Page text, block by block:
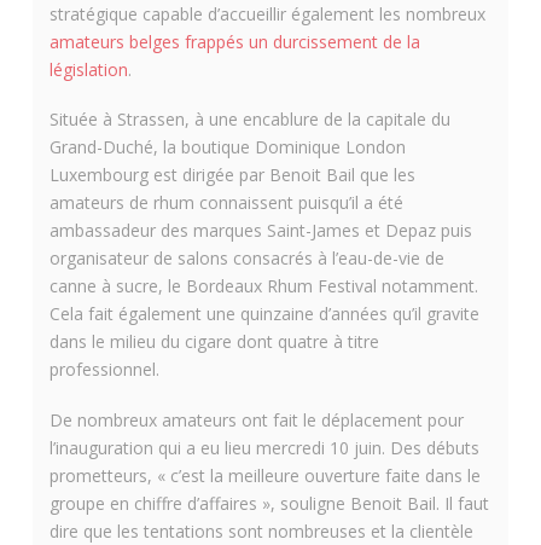
stratégique capable d’accueillir également les nombreux
amateurs belges frappés un durcissement de la
législation.
Située à Strassen, à une encablure de la capitale du
Grand-Duché, la boutique Dominique London
Luxembourg est dirigée par Benoit Bail que les
amateurs de rhum connaissent puisqu’il a été
ambassadeur des marques Saint-James et Depaz puis
organisateur de salons consacrés à l’eau-de-vie de
canne à sucre, le Bordeaux Rhum Festival notamment.
Cela fait également une quinzaine d’années qu’il gravite
dans le milieu du cigare dont quatre à titre
professionnel.
De nombreux amateurs ont fait le déplacement pour
l’inauguration qui a eu lieu mercredi 10 juin. Des débuts
prometteurs, « c’est la meilleure ouverture faite dans le
groupe en chiffre d’affaires », souligne Benoit Bail. Il faut
dire que les tentations sont nombreuses et la clientèle